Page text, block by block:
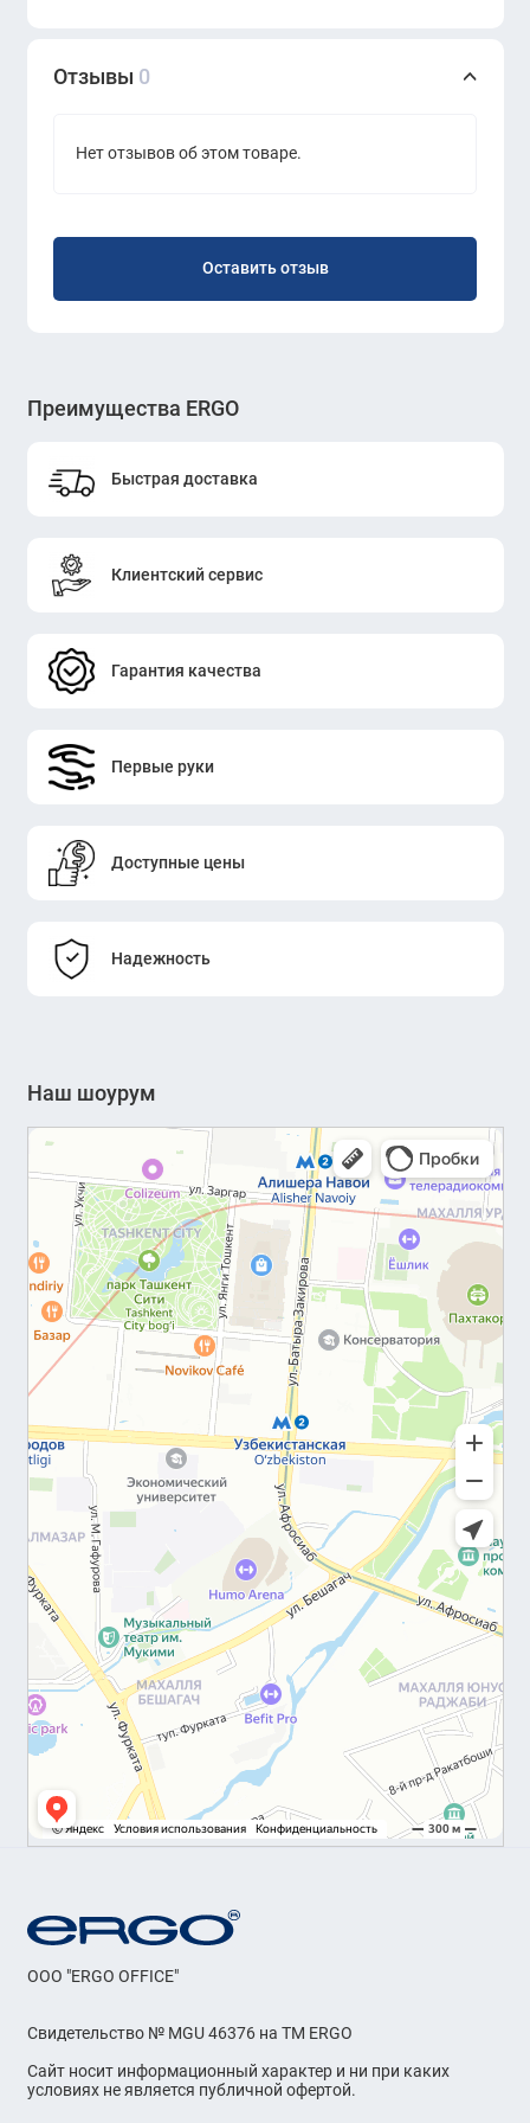
Отзывы 0
Нет отзывов об этом товаре.
Оставить отзыв
Преимущества ERGO
Быстрая доставка
Клиентский сервис
Гарантия качества
Первые руки
Доступные цены
Надежность
Наш шоурум
OOO "ERGO OFFICE"
Свидетельство № MGU 46376 на ТМ ERGO
Сайт носит информационный характер и ни при каких
условиях не является публичной офертой.